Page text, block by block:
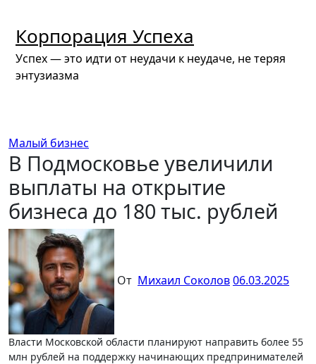
содержимому
Корпорация Успеха
Успех — это идти от неудачи к неудаче, не теряя
энтузиазма
Малый бизнес
В Подмосковье увеличили
выплаты на открытие
бизнеса до 180 тыс. рублей
От Михаил Соколов06.03.2025
Власти Московской области планируют направить более 55
млн рублей на поддержку начинающих предпринимателей